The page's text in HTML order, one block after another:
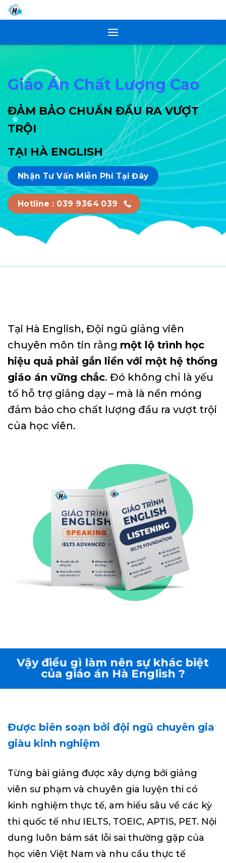
Skip
to
Giáo Án Chất Lượng Cao
ĐẢM BẢO CHUẨN ĐẦU RA VƯỢT
TRỘI
TẠI HÀ ENGLISH
Nhận Tư Vấn Miễn Phí Tại Đây
Hotline : 039 9364 039
Tại Hà English, Đội ngũ giảng viên
chuyên môn tin rằng một lộ trình học
hiệu quả phải gắn liền với một hệ thống
giáo án vững chắc. Đó không chỉ là yếu
tố hỗ trợ giảng dạy – mà là nền móng
đảm bảo cho chất lượng đầu ra vượt trội
của học viên.
Vậy điều gì làm nên sự khác biệt
của giáo án Hà English ?
Được biên soạn bởi đội ngũ chuyên gia
giàu kinh nghiệm
Từng bài giảng được xây dựng bởi giảng
viên sư phạm và chuyên gia luyện thi có
kinh nghiệm thực tế, am hiểu sâu về các kỳ
thi quốc tế như IELTS, TOEIC, APTIS, PET. Nội
dung luôn bám sát lỗi sai thường gặp của
học viên Việt Nam và nhu cầu thực tế